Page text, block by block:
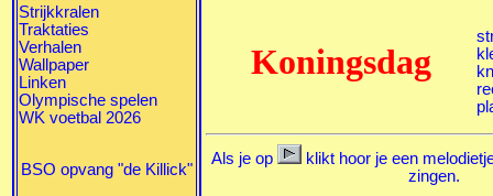
Strijkkralen
Traktaties
Verhalen
Wallpaper
Linken
Olympische spelen
WK voetbal 2026
BSO opvang "de Killick"
Koningsdag
Als je op
klikt hoor je een
zingen.